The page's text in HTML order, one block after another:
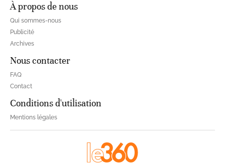
À propos de nous
Qui sommes-nous
Publicité
Archives
Nous contacter
FAQ
Contact
Conditions d'utilisation
Mentions légales